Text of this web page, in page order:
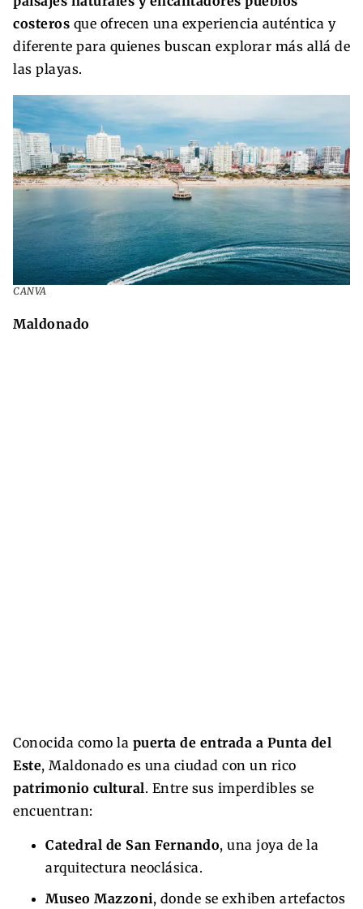
costeros que ofrecen una experiencia auténtica y
diferente para quienes buscan explorar más allá de
las playas.
CANVA
Maldonado
Conocida como la puerta de entrada a Punta del
Este, Maldonado es una ciudad con un rico
patrimonio cultural. Entre sus imperdibles se
encuentran:
Catedral de San Fernando, una joya de la
arquitectura neoclásica.
Museo Mazzoni, donde se exhiben artefactos